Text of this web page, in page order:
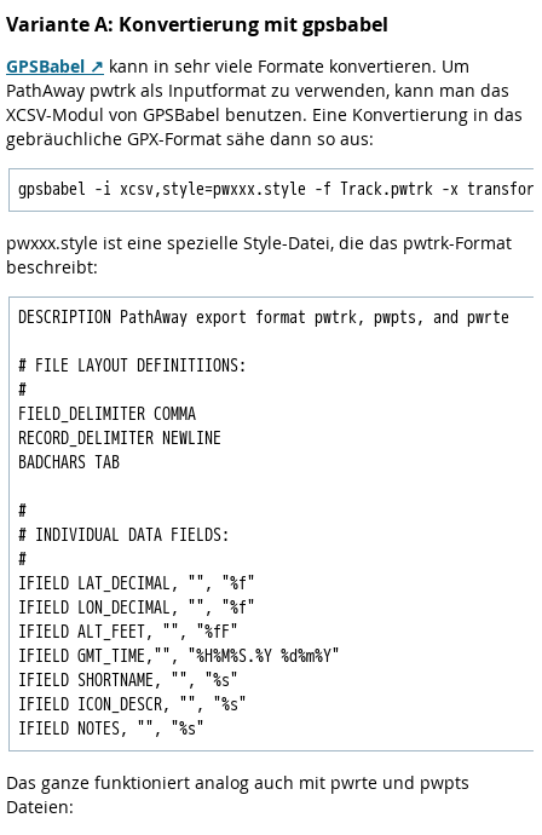
Variante A: Konvertierung mit gpsbabel
GPSBabel
kann in sehr viele Formate konvertieren. Um
PathAway pwtrk als Inputformat zu verwenden, kann man das
XCSV-Modul von GPSBabel benutzen. Eine Konvertierung in das
gebräuchliche GPX-Format sähe dann so aus:
gpsbabel -i xcsv,style=pwxxx.style -f Track.pwtrk -x
pwxxx.style ist eine spezielle Style-Datei, die das pwtrk-Format
beschreibt:
DESCRIPTION PathAway export format pwtrk, pwpts, and pwrte
# FILE LAYOUT DEFINITIIONS:
#
FIELD_DELIMITER COMMA
RECORD_DELIMITER NEWLINE
BADCHARS TAB
#
# INDIVIDUAL DATA FIELDS:
#
IFIELD LAT_DECIMAL, "", "%f"
IFIELD LON_DECIMAL, "", "%f"
IFIELD ALT_FEET, "", "%fF"
IFIELD GMT_TIME,"", "%H%M%S.%Y %d%m%Y"
IFIELD SHORTNAME, "", "%s"
IFIELD ICON_DESCR, "", "%s"
Das ganze funktioniert analog auch mit pwrte und pwpts
Dateien: